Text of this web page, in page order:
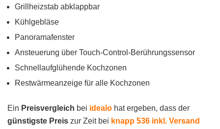
Grillheizstab abklappbar
Kühlgebläse
Panoramafenster
Ansteuerung über Touch-Control-Berührungssensor
Schnellaufglühende Kochzonen
Restwärmeanzeige für alle Kochzonen
Ein Preisvergleich bei idealo hat ergeben, dass der
günstigste Preis zur Zeit bei knapp 536 inkl. Versand